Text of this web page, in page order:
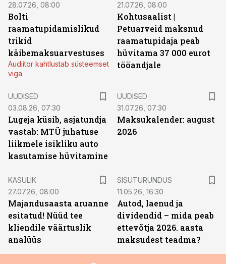
28.07.26, 08:00
Bolti
raamatupidamislikud
trikid
käibemaksuarvestuses
Audiitor kahtlustab süsteemset
viga
21.07.26, 08:00
Kohtusaalist |
Petuarveid maksnud
raamatupidaja peab
hüvitama 37 000 eurot
tööandjale
UUDISED
03.08.26, 07:30
Lugeja küsib, asjatundja
vastab: MTÜ juhatuse
liikmele isikliku auto
kasutamise hüvitamine
UUDISED
31.07.26, 07:30
Maksukalender: august
2026
KASULIK
27.07.26, 08:00
Majandusaasta aruanne
esitatud! Nüüd tee
kliendile väärtuslik
analüüs
SISUTURUNDUS
11.05.26, 16:30
Autod, laenud ja
dividendid – mida peab
ettevõtja 2026. aasta
maksudest teadma?